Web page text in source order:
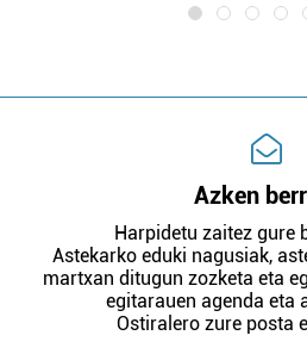
Azken
Harpidetu zaitez gure
Astekarko eduki nagusiak,
martxan ditugun zozketa eta
egitarauen agenda eta
Ostiralero zure posta